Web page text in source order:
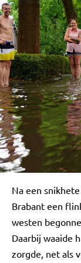
Na een
Brabant een
westen
Daarbij waaide
zorgde, net als